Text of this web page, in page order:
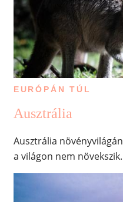
EURÓPÁN TÚL
Ausztrália
Ausztrália
a világon nem növekszik.